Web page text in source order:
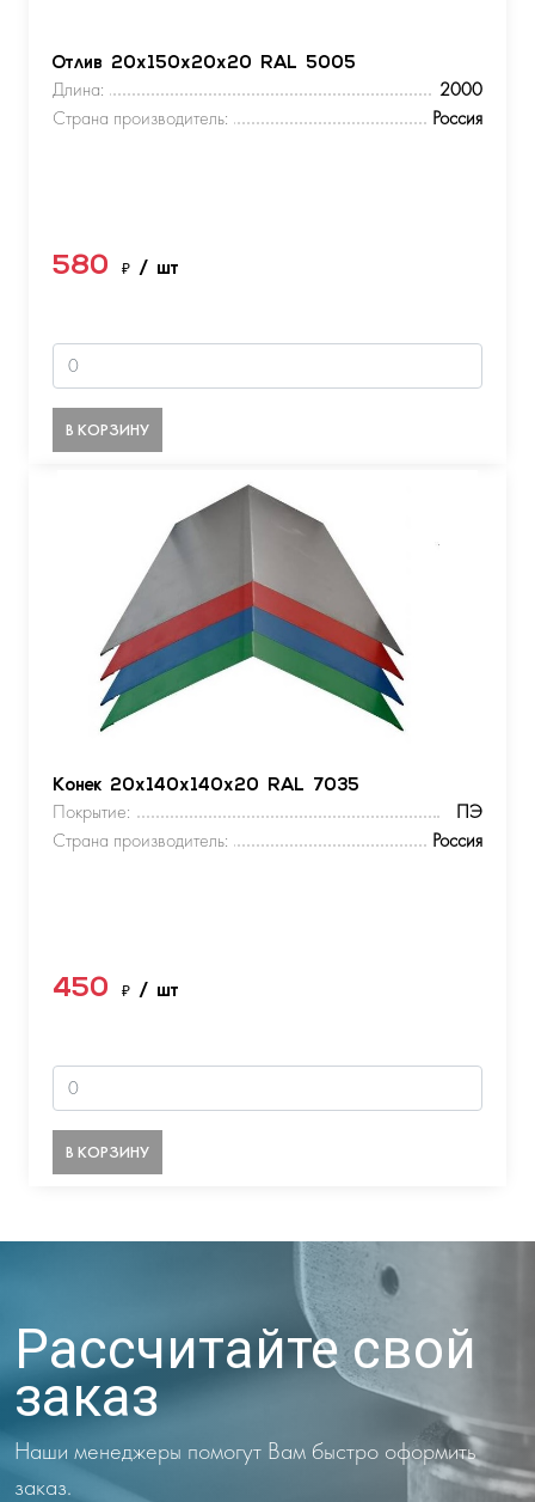
Отлив 20х150х20х20 RAL 5005
Длина:
2000
Страна производитель:
Россия
580 ₽ / шт
В КОРЗИНУ
Конек 20х140х140х20 RAL 7035
Покрытие:
ПЭ
Страна производитель:
Россия
450 ₽ / шт
В КОРЗИНУ
Рассчитайте свой
заказ
Наши менеджеры помогут Вам быстро оформить
заказ.